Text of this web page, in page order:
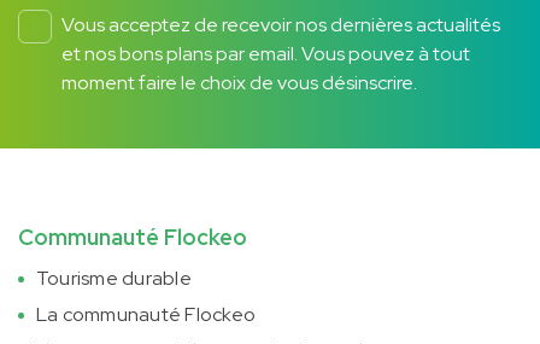
Vous acceptez de recevoir nos dernières actualités
et nos bons plans par email. Vous pouvez à tout
moment faire le choix de vous désinscrire.
Communauté Flockeo
Tourisme durable
La communauté Flockeo